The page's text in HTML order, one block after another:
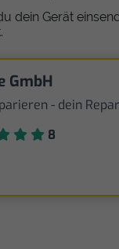
dein Gerät
GmbH
- dein
8